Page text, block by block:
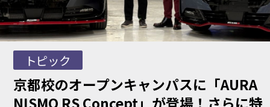
トピック
京都校のオープンキャンパスに「AURA
NISMO RS Concept」が登場！さらに特